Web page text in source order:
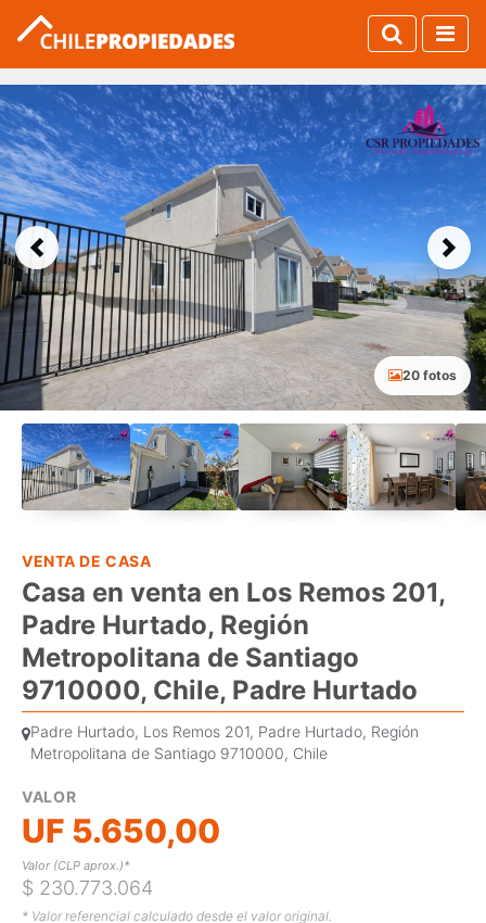
Previous Next
20 fotos
VENTA DE CASA
Casa en venta en Los Remos 201,
Padre Hurtado, Región
Metropolitana de Santiago
9710000, Chile, Padre Hurtado
Padre Hurtado, Los Remos 201, Padre Hurtado, Región
Metropolitana de Santiago 9710000, Chile
VALOR
UF 5.650,00
Valor (CLP aprox.)*
$ 230.773.064
* Valor referencial calculado desde el valor original.